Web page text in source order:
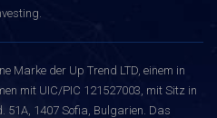
Marke der Up Trend LTD, einem in
mit UIC/PIC 121527003, mit Sitz in
51A, 1407 Sofia, Bulgarien. Das